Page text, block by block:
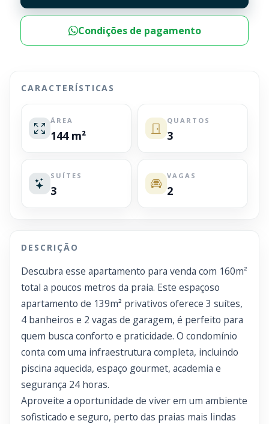
Condições de pagamento
CARACTERÍSTICAS
ÁREA
144 m²
QUARTOS
3
SUÍTES
3
VAGAS
2
DESCRIÇÃO
Descubra esse apartamento para venda com 160m²
total a poucos metros da praia. Este espaçoso
apartamento de 139m² privativos oferece 3 suítes,
4 banheiros e 2 vagas de garagem, é perfeito para
quem busca conforto e praticidade. O condomínio
conta com uma infraestrutura completa, incluindo
piscina aquecida, espaço gourmet, academia e
segurança 24 horas.
Aproveite a oportunidade de viver em um ambiente
sofisticado e seguro, perto das praias mais lindas